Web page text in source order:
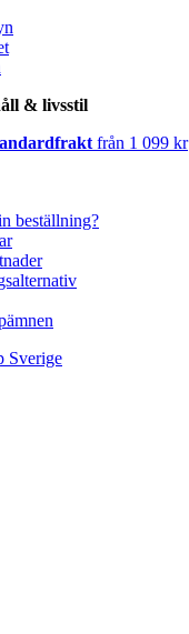
& livsstil
från 1 099 kr
beställning?